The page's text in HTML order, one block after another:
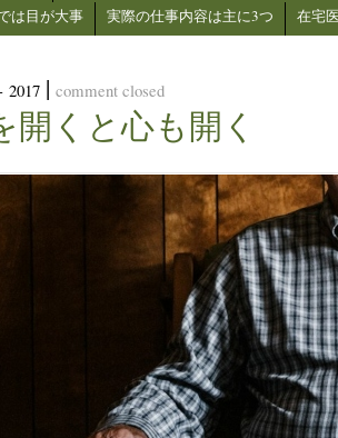
は目が大事
実際の仕事内容は主に3つ 在宅
2017 | comment closed
開くと心も開く